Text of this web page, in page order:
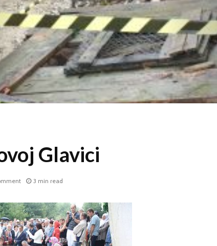
Glavici
3 min read